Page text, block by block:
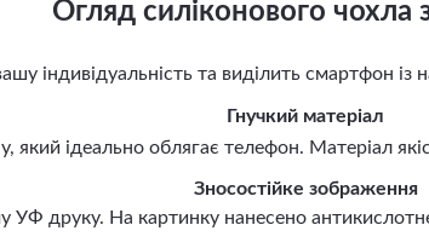
Огляд силіконового чохла
індивідуальність та виділить смартфон із
Гнучкий матеріал
ідеально облягає телефон. Матеріал
Зносостійке зображення
друку. На картинку нанесено